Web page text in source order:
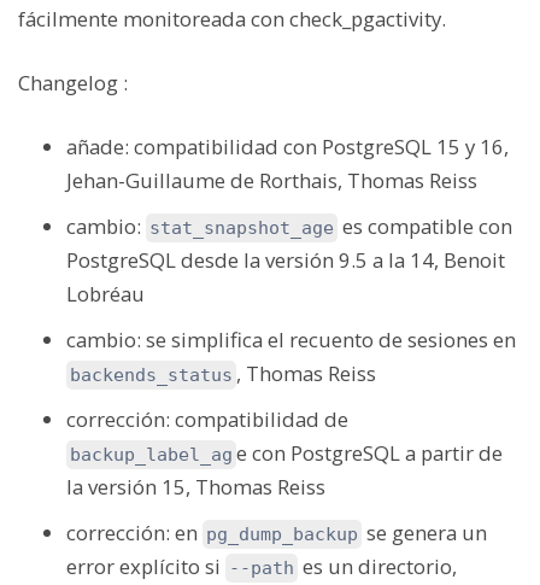
fácilmente monitoreada con check_pgactivity.
Changelog :
añade: compatibilidad con PostgreSQL 15 y 16,
Jehan-Guillaume de Rorthais, Thomas Reiss
cambio: stat_snapshot_age es compatible con
PostgreSQL desde la versión 9.5 a la 14, Benoit
Lobréau
cambio: se simplifica el recuento de sesiones en
backends_status , Thomas Reiss
corrección: compatibilidad de
backup_label_ag e con PostgreSQL a partir de
la versión 15, Thomas Reiss
corrección: en pg_dump_backup se genera un
error explícito si
--path es un directorio,